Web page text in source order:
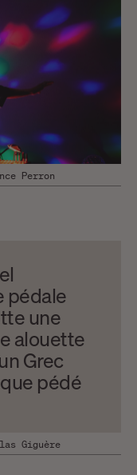
Perron
pédale
une
alouette
Grec
pédé
une
Giguère